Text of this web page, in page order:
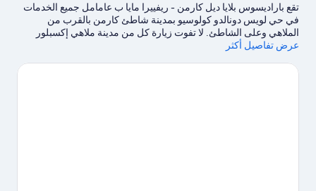
تقع باراديسوس بلايا ديل كارمن - ريفييرا مايا ب عامامل جميع الخدمات
في حي لويس دونالدو كولوسيو بمدينة شاطئ كارمن بالقرب من
الملاهي وعلى الشاطئ. لا تفوت زيارة كل من مدينة ملاهي إكسبلور
أطفال معك في السفر؟ لا تفوت زيارة حديقة الألعاب إسكاريت
عرض تفاصيل أكثر